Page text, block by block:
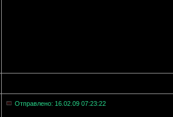
Отправлено: 16.02.09 07:23:22